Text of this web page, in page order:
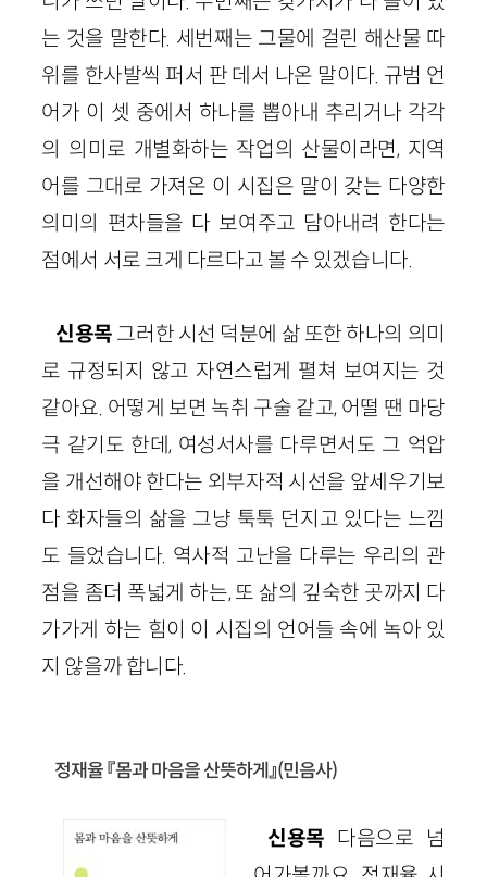
는 것을 말한다. 세번째는 그물에 걸린 해산물 따
위를 한사발씩 퍼서 판 데서 나온 말이다. 규범 언
어가 이 셋 중에서 하나를 뽑아내 추리거나 각각
의 의미로 개별화하는 작업의 산물이라면, 지역
어를 그대로 가져온 이 시집은 말이 갖는 다양한
의미의 편차들을 다 보여주고 담아내려 한다는
점에서 서로 크게 다르다고 볼 수 있겠습니다.
신용목 그러한 시선 덕분에 삶 또한 하나의 의미
로 규정되지 않고 자연스럽게 펼쳐 보여지는 것
같아요. 어떻게 보면 녹취 구술 같고, 어떨 땐 마당
극 같기도 한데, 여성서사를 다루면서도 그 억압
을 개선해야 한다는 외부자적 시선을 앞세우기보
다 화자들의 삶을 그냥 툭툭 던지고 있다는 느낌
도 들었습니다. 역사적 고난을 다루는 우리의 관
점을 좀더 폭넓게 하는, 또 삶의 깊숙한 곳까지 다
가가게 하는 힘이 이 시집의 언어들 속에 녹아 있
지 않을까 합니다.
정재율 『몸과 마음을 산뜻하게』(민음사)
신용목 다음으로 넘